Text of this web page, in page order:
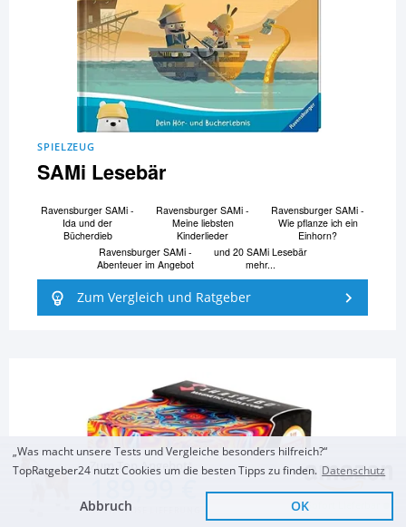
Zum Top Angebot
KOSTENLOSE LIEFERUNG Sofort Lieferbar
SPIELZEUG
SAMi Lesebär
Ravensburger SAMi -
Ida und der
Bücherdieb
Ravensburger SAMi -
Meine liebsten
Kinderlieder
Ravensburger SAMi -
Wie pflanze ich ein
Einhorn?
Ravensburger SAMi -
Abenteuer im Angebot
und 20 SAMi Lesebär
mehr...
Zum Vergleich und Ratgeber
„Was macht unsere Tests und Vergleiche besonders hilfreich?“
TopRatgeber24 nutzt Cookies um die besten Tipps zu finden. Datenschutz
Abbruch OK